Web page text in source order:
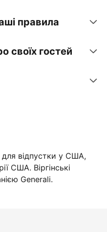
правила
своїх гостей
вже зараз
відпустки у США,
США. Віргінські
Generali.